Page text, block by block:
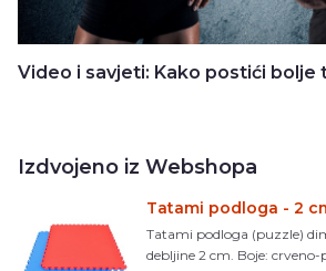
Video i savjeti: Kako postići bolje
Izdvojeno iz Webshopa
Tatami podloga - 2
Tatami podloga (puzzle)
debljine 2 cm. Boje: